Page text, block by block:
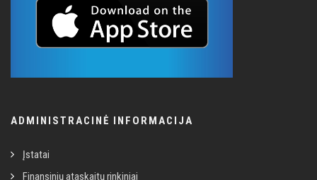
ADMINISTRACINĖ INFORMACIJA
Įstatai
Finansinių ataskaitų rinkiniai